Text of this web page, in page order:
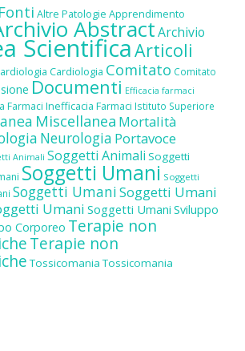
Altre Patologie Apprendimento
AbstractArchivio
ScientificaArticoli
Cardiologia Comitato Comitato
Documenti Efficacia farmaci
Farmaci Inefficacia Farmaci Istituto Superiore
Miscellanea Mortalità
Neurologia Portavoce
Animali Soggetti Animali Soggetti
Soggetti Umani Soggetti
Soggetti UmaniSoggetti Umani
Umani Soggetti Umani Sviluppo
Corporeo Terapie non
Terapie non
Tossicomania Tossicomania